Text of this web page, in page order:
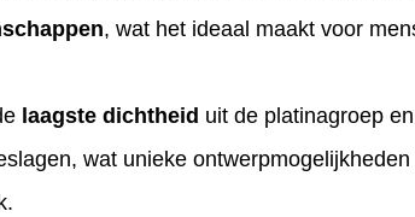
, wat het ideaal maakt voor
laagste dichtheid uit de platinagroep
wat unieke